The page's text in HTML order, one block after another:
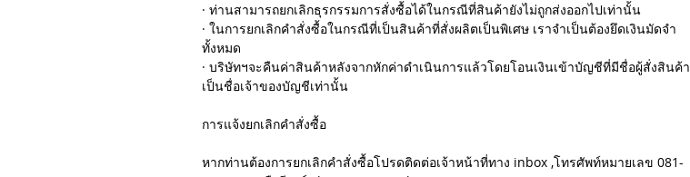
· ท่านสามารถยกเลิกธุรกรรมการสั่งซื้อได้ในกรณีที่สินค้ายังไม่ถูกส่งออกไปเท่านั้น
· ในการยกเลิกคำสั่งซื้อในกรณีที่เป็นสินค้าที่สั่งผลิตเป็นพิเศษ เราจำเป็นต้องยึดเงินมัดจำ
ทั้งหมด
· บริษัทฯจะคืนค่าสินค้าหลังจากหักค่าดำเนินการแล้วโดยโอนเงินเข้าบัญชีที่มีชื่อผู้สั่งสินค้า
เป็นชื่อเจ้าของบัญชีเท่านั้น
การแจ้งยกเลิกคำสั่งซื้อ
หากท่านต้องการยกเลิกคำสั่งซื้อโปรดติดต่อเจ้าหน้าที่ทาง inbox ,โทรศัพท์หมายเลข 081-